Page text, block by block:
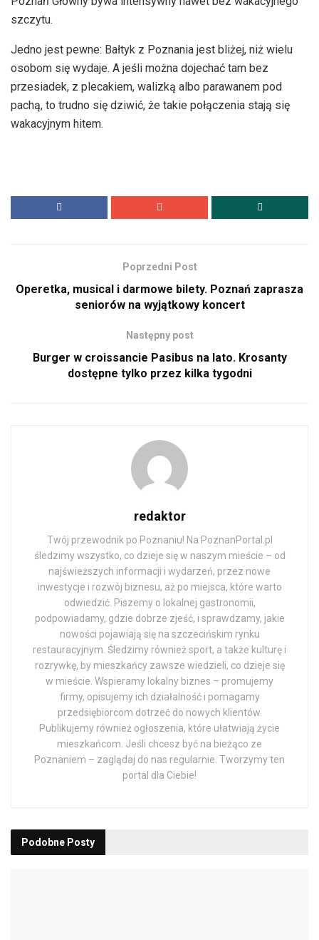
szczytu.
Jedno jest pewne: Bałtyk z Poznania jest bliżej, niż wielu
osobom się wydaje. A jeśli można dojechać tam bez
przesiadek, z plecakiem, walizką albo parawanem pod
pachą, to trudno się dziwić, że takie połączenia stają się
wakacyjnym hitem.
Poprzedni Post
Operetka, musical i darmowe bilety. Poznań zaprasza
seniorów na wyjątkowy koncert
Następny post
Burger w croissancie Pasibus na lato. Krosanty
dostępne tylko przez kilka tygodni
redaktor
Twój przewodnik po Poznaniu! Na PoznanPortal.pl
śledzimy wszystko, co dzieje się w naszym mieście – od
najświeższych informacji i wydarzeń, przez nowe
inwestycje i rozwój biznesu, aż po miejsca, które warto
odwiedzić. Piszemy o lokalnej gastronomii,
podpowiadamy, gdzie dobrze zjeść, i sprawdzamy, jakie
nowości pojawiają się na szczecińskim rynku
restauracyjnym. Śledzimy również sport, a także kulturę i
rozrywkę, by mieszkańcy zawsze wiedzieli, co dzieje się
w mieście. Wspieramy lokalny biznes – promujemy
firmy, opisujemy ich działalność i pomagamy
przedsiębiorcom dotrzeć do nowych klientów.
Publikujemy również ogłoszenia, które ułatwiają życie
mieszkańcom. Jeśli chcesz być na bieżąco ze
Poznaniem – zaglądaj do nas regularnie. Tworzymy ten
portal dla Ciebie!
Podobne Posty